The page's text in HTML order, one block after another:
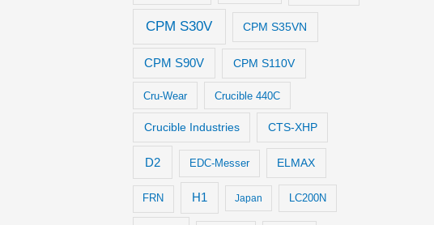
CPM S30V CPM S35VN
CPM S90V CPM S110V
Cru-Wear Crucible 440C
Crucible Industries CTS-XHP
D2 EDC-Messer ELMAX
FRN H1 Japan LC200N